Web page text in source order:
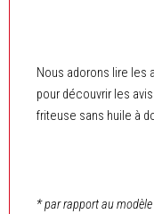
Nous adorons lire les
pour découvrir les
friteuse sans huile à
* par rapport au